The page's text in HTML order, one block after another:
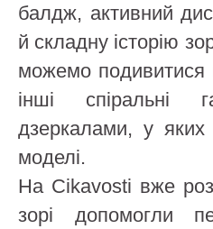
балдж, активний
й складну історію
можемо подивитися
інші спіральні
дзеркалами, у яких
моделі.
На Cikavosti вже
зорі допомогли